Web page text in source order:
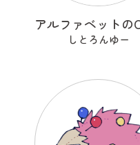
しとろんゆー